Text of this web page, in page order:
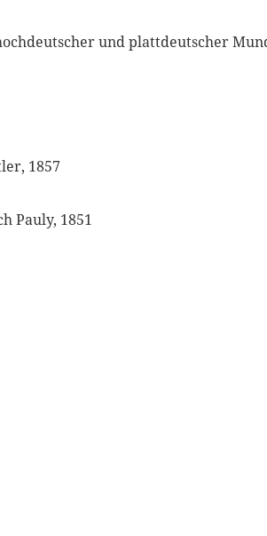
und plattdeutscher
1857
Pauly, 1851